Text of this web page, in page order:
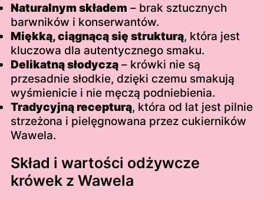
Naturalnym składem – brak sztucznych
barwników i konserwantów.
Miękką, ciągnącą się strukturą, która jest
kluczowa dla autentycznego smaku.
Delikatną słodyczą– krówki nie są
przesadnie słodkie, dzięki czemu smakują
wyśmienicie i nie męczą podniebienia.
Tradycyjną recepturą, która od lat jest pilnie
strzeżona i pielęgnowana przez cukierników
Wawela.
Skład i wartości odżywcze
krówek z Wawela